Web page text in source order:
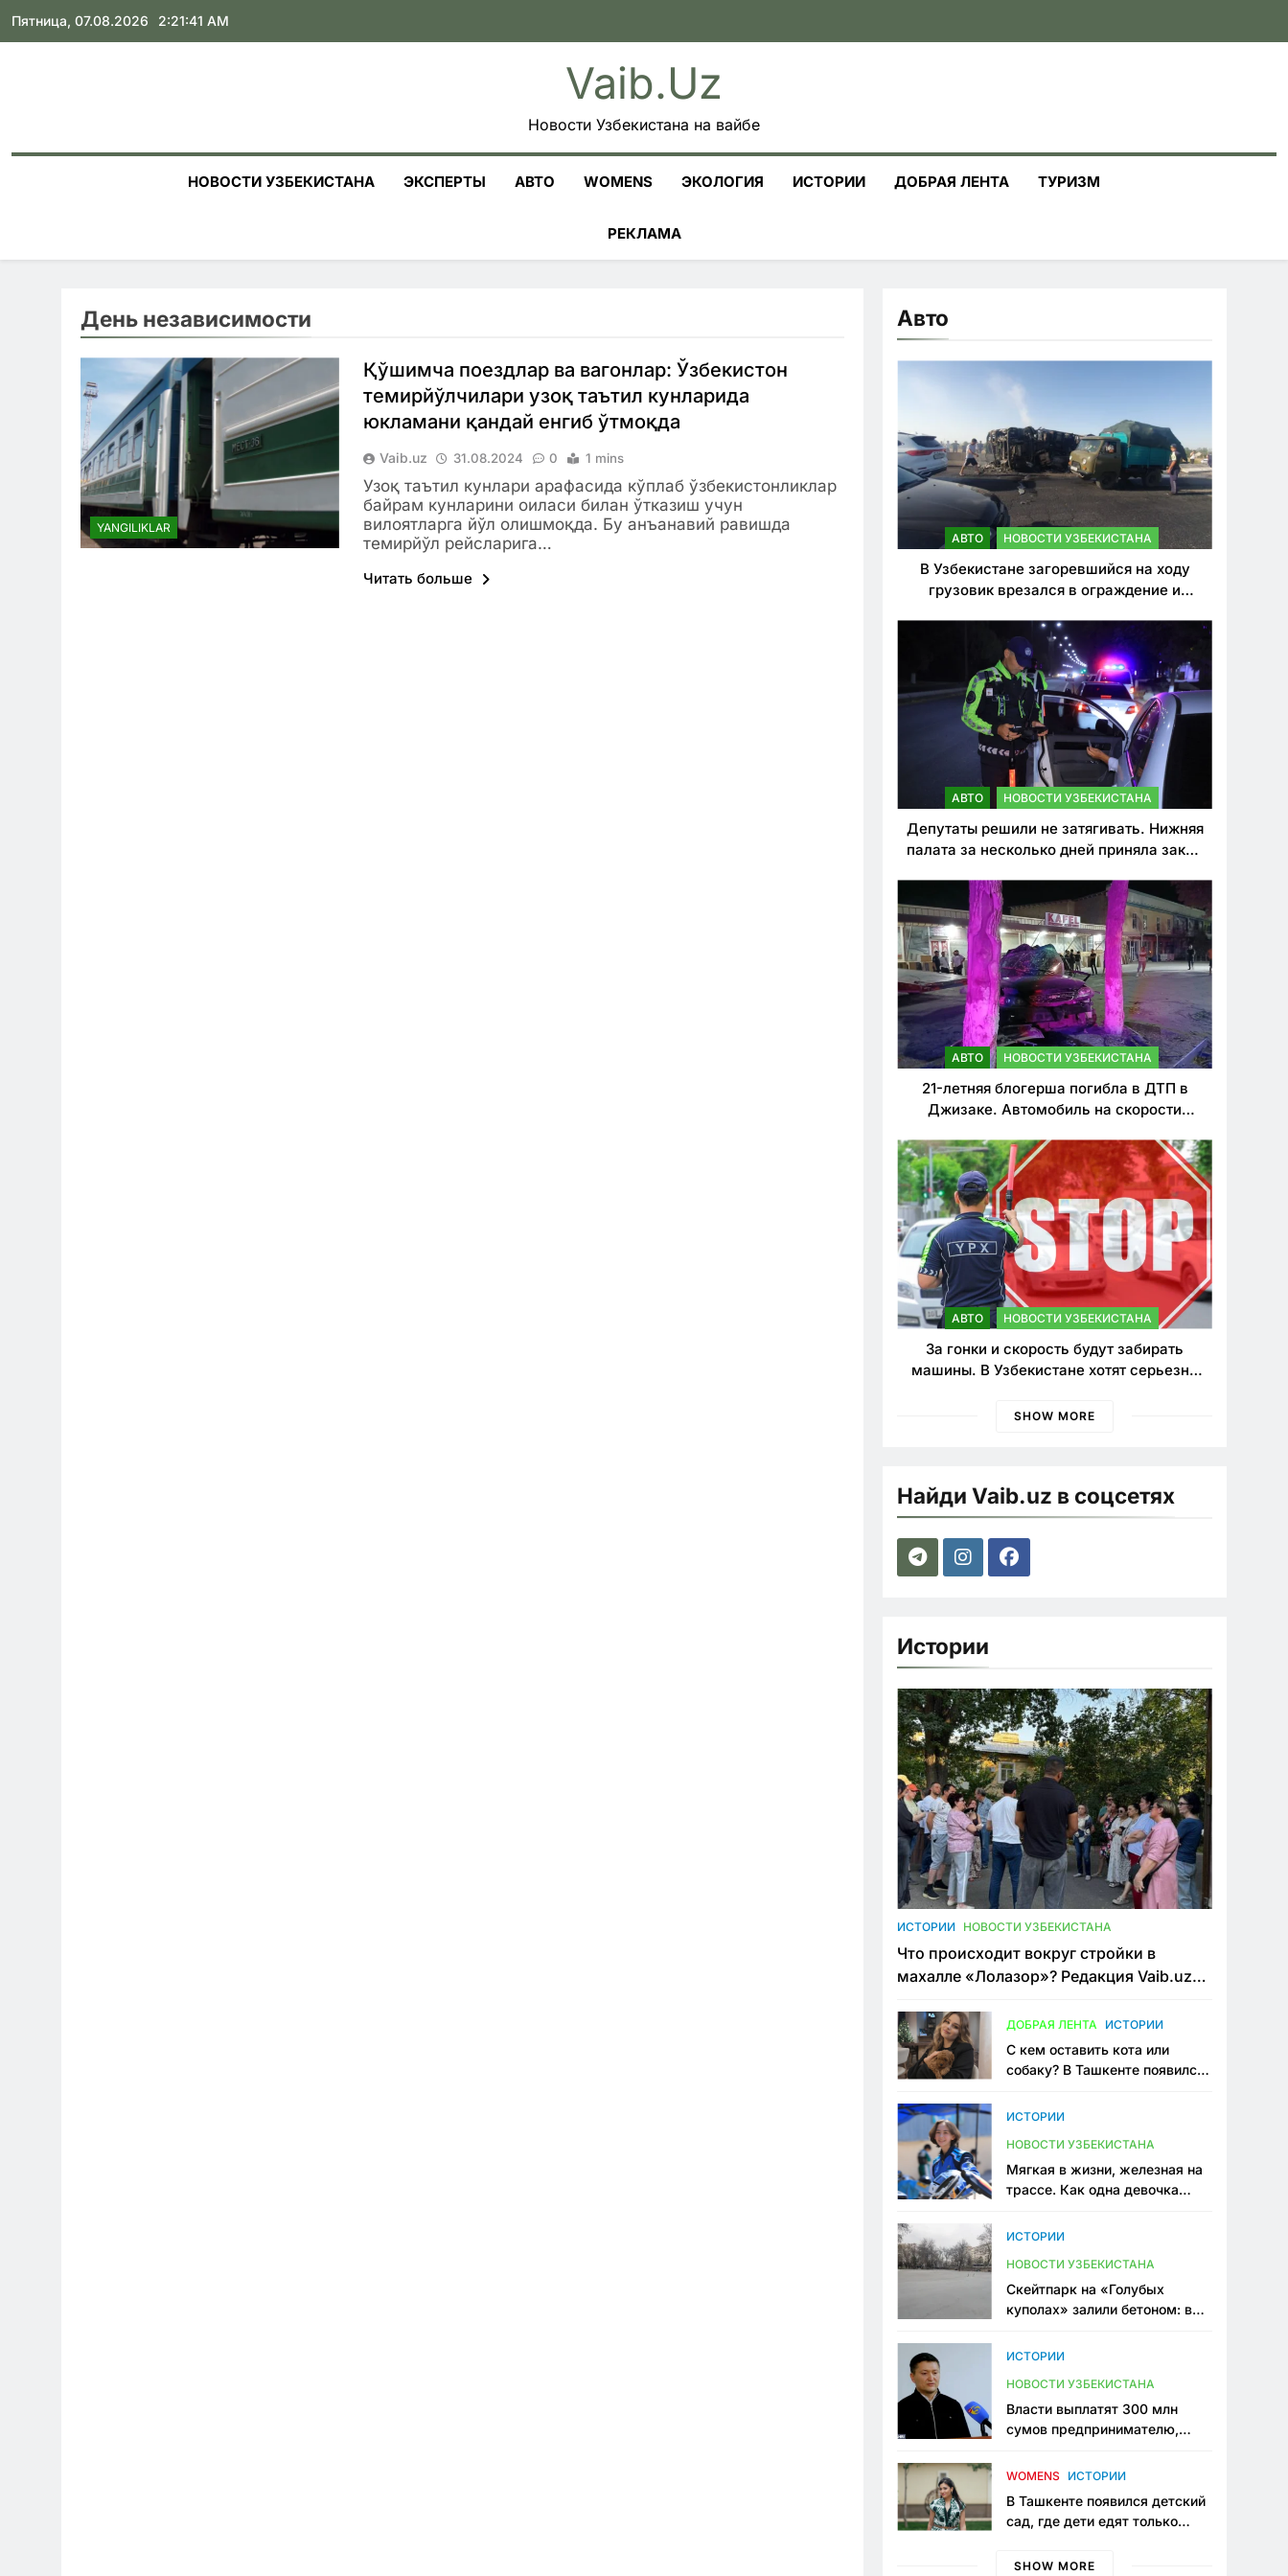
Skip
Пятница, 07.08.2026 2:21:42 AM
Vaib.uz
Новости Узбекистана на вайбе
НОВОСТИ УЗБЕКИСТАНА ЭКСПЕРТЫ АВТО WOMENS ЭКОЛОГИЯ ИСТОРИИ ДОБРАЯ ЛЕНТА ТУРИЗМ
РЕКЛАМА
День независимости
YANGILIKLAR
Қўшимча поездлар ва вагонлар: Ўзбекистон
темирйўлчилари узоқ таътил кунларида
юкламани қандай енгиб ўтмоқда
Vaib.uz 31.08.2024 0 1 mins
Узоқ таътил кунлари арафасида кўплаб ўзбекистонликлар
байрам кунларини оиласи билан ўтказиш учун
вилоятларга йўл олишмоқда. Бу анъанавий равишда
темирйўл рейсларига…
Читать больше
Авто
АВТО НОВОСТИ УЗБЕКИСТАНА
В Узбекистане загоревшийся на ходу
грузовик врезался в ограждение и
АВТО НОВОСТИ УЗБЕКИСТАНА
Депутаты решили не затягивать. Нижняя
палата за несколько дней приняла закон
нарушителей ПДД
АВТО НОВОСТИ УЗБЕКИСТАНА
21-летняя блогерша погибла в ДТП в
Джизаке. Автомобиль на скорости
АВТО НОВОСТИ УЗБЕКИСТАНА
За гонки и скорость будут забирать
машины. В Узбекистане хотят серьезно
SHOW MORE
Найди Vaib.uz в соцсетях
Истории
ИСТОРИИ НОВОСТИ УЗБЕКИСТАНА
Что происходит вокруг стройки в
махалле «Лолазор»? Редакция Vaib.uz
конфликта
ДОБРАЯ ЛЕНТА ИСТОРИИ
С кем оставить кота или
собаку? В Ташкенте появился
ИСТОРИИ
НОВОСТИ УЗБЕКИСТАНА
Мягкая в жизни, железная на
трассе. Как одна девочка
Узбекистане
ИСТОРИИ
НОВОСТИ УЗБЕКИСТАНА
Скейтпарк на «Голубых
куполах» залили бетоном: в
одно общественное
ИСТОРИИ
НОВОСТИ УЗБЕКИСТАНА
Власти выплатят 300 млн
сумов предпринимателю,
тюрьме по незаконному
WOMENS ИСТОРИИ
В Ташкенте появился детский
сад, где дети едят только
мама, которая устала просить
SHOW MORE